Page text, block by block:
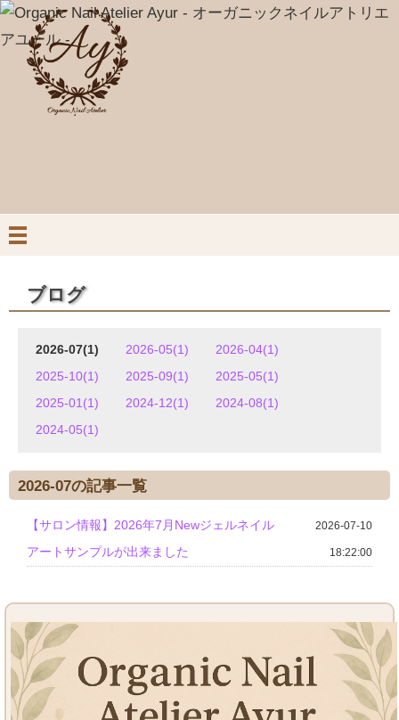
ブログ
2026-07(1) 2026-05(1)
2026-04(1)
2025-10(1)
2025-09(1)
2025-05(1)
2025-01(1)
2024-12(1)
2024-08(1)
2024-05(1)
2026-07の記事一覧
【サロン情報】2026年7月Newジェルネイル
アートサンプルが出来ました
2026-07-10
18:22:00